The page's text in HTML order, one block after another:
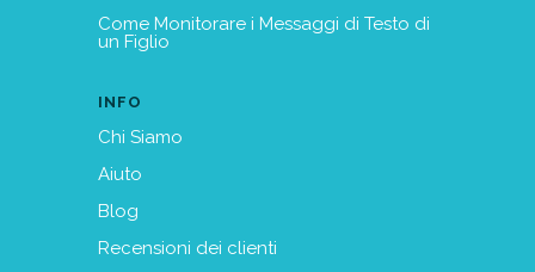
Come Monitorare i Messaggi di Testo di
un Figlio
INFO
Chi Siamo
Aiuto
Blog
Recensioni dei clienti